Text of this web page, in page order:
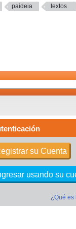
paideia textos
su Cuenta
usando su
¿Qué es